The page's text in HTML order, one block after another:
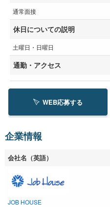
通常面接
休日についての説明
土曜日・日曜日
通勤・アクセス
WEB応募する
企業情報
会社名（英語）
JOB HOUSE